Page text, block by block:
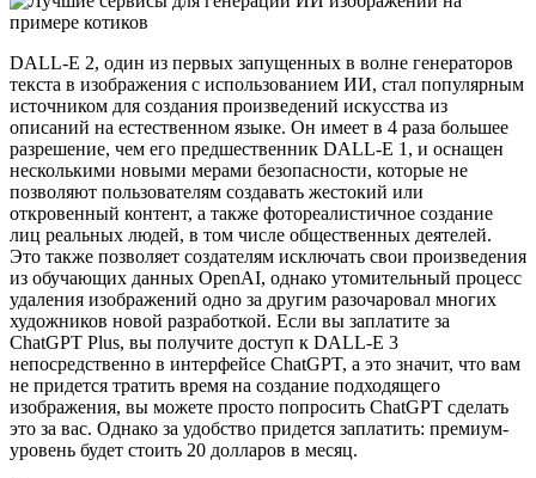
DALL-E 2, один из первых запущенных в волне генераторов
текста в изображения с использованием ИИ, стал популярным
источником для создания произведений искусства из
описаний на естественном языке. Он имеет в 4 раза большее
разрешение, чем его предшественник DALL-E 1, и оснащен
несколькими новыми мерами безопасности, которые не
позволяют пользователям создавать жестокий или
откровенный контент, а также фотореалистичное создание
лиц реальных людей, в том числе общественных деятелей.
Это также позволяет создателям исключать свои произведения
из обучающих данных OpenAI, однако утомительный процесс
удаления изображений одно за другим разочаровал многих
художников новой разработкой. Если вы заплатите за
ChatGPT Plus, вы получите доступ к DALL-E 3
непосредственно в интерфейсе ChatGPT, а это значит, что вам
не придется тратить время на создание подходящего
изображения, вы можете просто попросить ChatGPT сделать
это за вас. Однако за удобство придется заплатить: премиум-
уровень будет стоить 20 долларов в месяц.